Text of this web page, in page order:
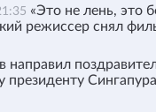
«Это не лень, это
режиссер снял
направил
президенту Сингапура